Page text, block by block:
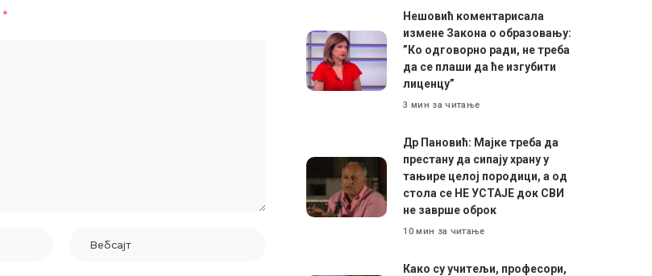
*
Нешовић коментарисала
измене Закона о образовању:
”Ко одговорно ради, не треба
да се плаши да ће изгубити
лиценцу”
3 мин за читање
Др Пановић: Мајке треба да
престану да сипају храну у
тањире целој породици, а од
стола се НЕ УСТАЈЕ док СВИ
не заврше оброк
10 мин за читање
Како су учитељи, професори,